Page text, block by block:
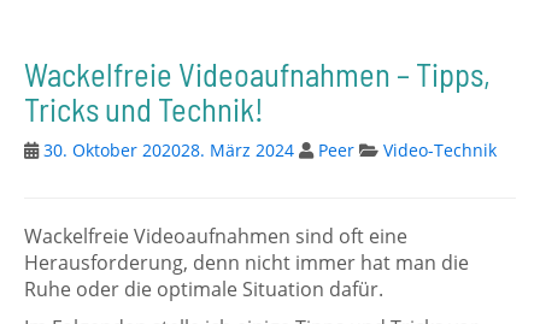
Wackelfreie Videoaufnahmen – Tipps,
Tricks und Technik!
30. Oktober 202028. März 2024 Peer Video-Technik
Wackelfreie Videoaufnahmen sind oft eine
Herausforderung, denn nicht immer hat man die
Ruhe oder die optimale Situation dafür.